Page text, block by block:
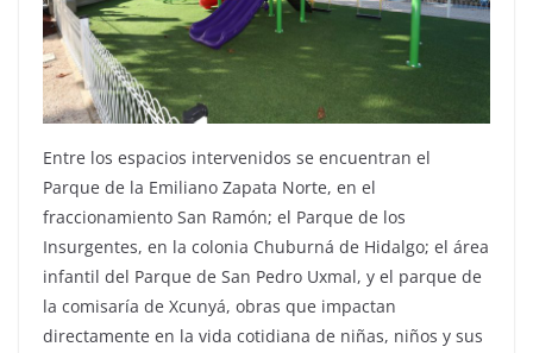
Entre los espacios intervenidos se encuentran el
Parque de la Emiliano Zapata Norte, en el
fraccionamiento San Ramón; el Parque de los
Insurgentes, en la colonia Chuburná de Hidalgo; el área
infantil del Parque de San Pedro Uxmal, y el parque de
la comisaría de Xcunyá, obras que impactan
directamente en la vida cotidiana de niñas, niños y sus